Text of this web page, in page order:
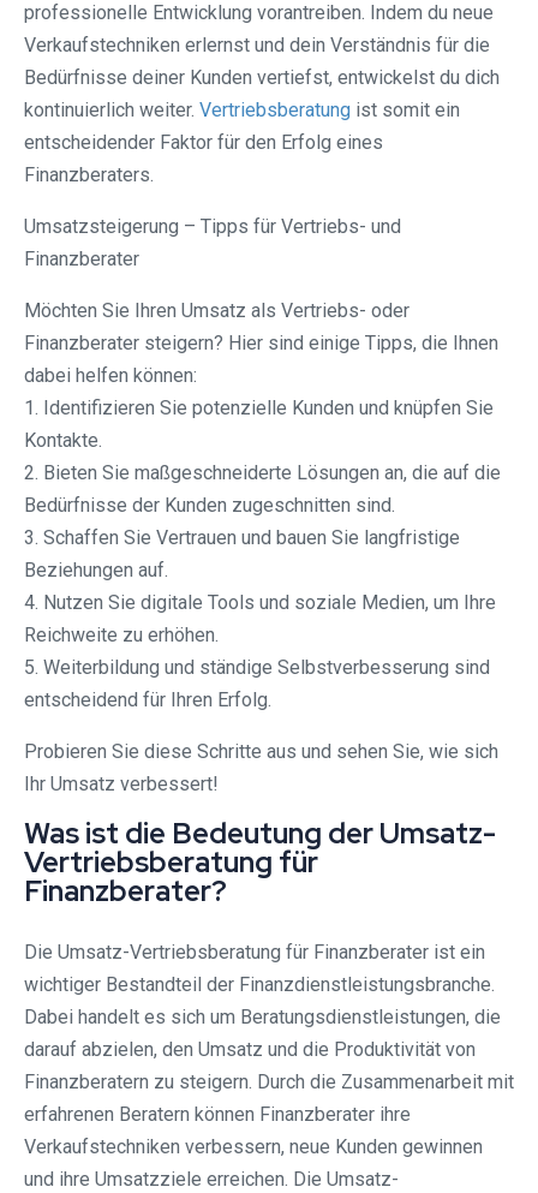
professionelle Entwicklung vorantreiben. Indem du neue
Verkaufstechniken erlernst und dein Verständnis für die
Bedürfnisse deiner Kunden vertiefst, entwickelst du dich
kontinuierlich weiter. Vertriebsberatung ist somit ein
entscheidender Faktor für den Erfolg eines
Finanzberaters.
Umsatzsteigerung – Tipps für Vertriebs- und
Finanzberater
Möchten Sie Ihren Umsatz als Vertriebs- oder
Finanzberater steigern? Hier sind einige Tipps, die Ihnen
dabei helfen können:
1. Identifizieren Sie potenzielle Kunden und knüpfen Sie
Kontakte.
2. Bieten Sie maßgeschneiderte Lösungen an, die auf die
Bedürfnisse der Kunden zugeschnitten sind.
3. Schaffen Sie Vertrauen und bauen Sie langfristige
Beziehungen auf.
4. Nutzen Sie digitale Tools und soziale Medien, um Ihre
Reichweite zu erhöhen.
5. Weiterbildung und ständige Selbstverbesserung sind
entscheidend für Ihren Erfolg.
Probieren Sie diese Schritte aus und sehen Sie, wie sich
Ihr Umsatz verbessert!
Was ist die Bedeutung der Umsatz-
Vertriebsberatung für
Finanzberater?
Die Umsatz-Vertriebsberatung für Finanzberater ist ein
wichtiger Bestandteil der Finanzdienstleistungsbranche.
Dabei handelt es sich um Beratungsdienstleistungen, die
darauf abzielen, den Umsatz und die Produktivität von
Finanzberatern zu steigern. Durch die Zusammenarbeit mit
erfahrenen Beratern können Finanzberater ihre
Verkaufstechniken verbessern, neue Kunden gewinnen
und ihre Umsatzziele erreichen. Die Umsatz-